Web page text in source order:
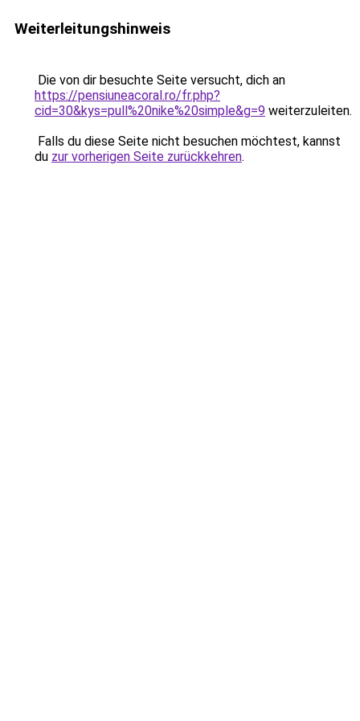
Weiterleitungshinweis
Die von dir besuchte Seite versucht, dich an
https://pensiuneacoral.ro/fr.php?
cid=30&kys=pull%20nike%20simple&g=9 weiterzuleiten.
Falls du diese Seite nicht besuchen möchtest, kannst
du zur vorherigen Seite zurückkehren.